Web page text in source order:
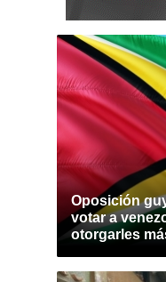
Oposición
votar a
otorgarles